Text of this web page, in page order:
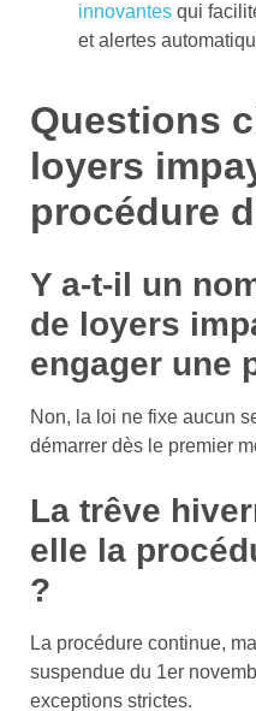
innovantes qui
et alertes
Questions
loyers
procédure
Y a-t-il un
de loyers
engager une
Non, la loi ne fixe aucun
démarrer dès le premier
La trêve
elle la
?
La procédure continue,
suspendue du 1er
exceptions strictes.